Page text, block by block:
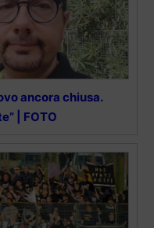
ancora chiusa.
| FOTO